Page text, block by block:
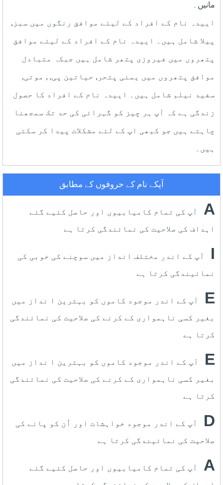
مانیں۔
اییدہ نام کے افراد کے لیئے موافق رنگوں میں سبز,
پیلا شامل ہیں۔ اییدہ نام کے افراد کے لیئے موافق
پتھروں میں فیروزی پتھر شامل ہیں جبکہ متبادل
موافق پتھروں میں یمنی پتحر, حیاتین پی, , موتی,
سفید نیلم شامل ہیں۔ اییدہ نام کے افراد کا حصول
زندگی ہے کہ آپ ہر چیز کو گہرائی کی حد تک سمجھنا
چاہتے ہیں جو کبھی اپ کے لئے مشکلات پیدا کر سکتی
ہیں۔
آپکے نام کے حروفوں کے مطابق
A
آپ کی تمام کامیابیوں اور حاصل کئیے گئے
اہداف کی صلاحیت کی نمائندگی کرتا ہے
I
آپ کے اندر مختلف انداز میں سوچنے کی خوبی کی
نمائیندگی کرتا ہے
E
آپ کے اندر موجود کاموں کو بہترین ا نداز میں
بغیر کسی ناہمواری کے کرنے کی صلاحیت کی نمائندگی
کرتا ہے
E
آپ کے اندر موجود کاموں کو بہترین ا نداز میں
بغیر کسی ناہمواری کے کرنے کی صلاحیت کی نمائندگی
کرتا ہے
D
آپ کے اندر موجود خواہشات اور اُن کو پانے کی
صلاحیت کی نمائیندگی کرتا ہے
A
آپ کی تمام کامیابیوں اور حاصل کئیے گئے